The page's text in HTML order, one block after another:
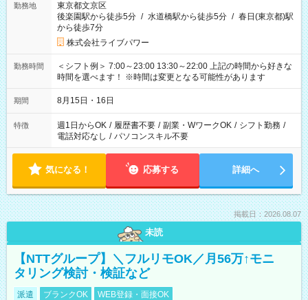
勤務地
東京都文京区
後楽園駅から徒歩5分 / 水道橋駅から徒歩5分 / 春日(東京都)駅
から徒歩7分
株式会社ライブパワー
勤務時間
＜シフト例＞ 7:00～23:00 13:30～22:00 上記の時間から好きな
時間を選べます！ ※時間は変更となる可能性があります
期間 8月15日・16日
特徴 週1日からOK / 履歴書不要 / 副業・WワークOK / シフト勤務 /
電話対応なし / パソコンスキル不要
気になる！ 応募する 詳細へ
掲載日：2026.08.07
未読
【NTTグループ】＼フルリモOK／月56万↑モニ
タリング検討・検証など
派遣 ブランクOK WEB登録・面接OK